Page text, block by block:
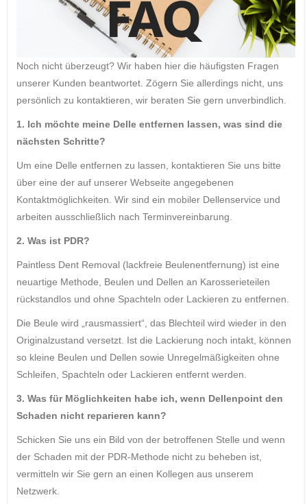
Noch nicht überzeugt? Wir haben hier die häufigsten Fragen
unserer Kunden beantwortet. Zögern Sie allerdings nicht, uns
persönlich zu kontaktieren, wir beraten Sie gern unverbindlich.
1. Ich möchte meine Delle entfernen lassen, was sind die
nächsten Schritte?
Um eine Delle entfernen zu lassen, kontaktieren Sie uns bitte
über eine der auf unserer Webseite angegebenen
Kontaktmöglichkeiten. Wir sind ein mobiler Dellenservice und
arbeiten ausschließlich nach Terminvereinbarung.
2. Was ist PDR?
Paintless Dent Removal (lackfreie Beulenentfernung) ist eine
neuartige Methode, Beulen und Dellen an Karosserieteilen
rückstandlos und ohne Spachteln oder Lackieren zu entfernen.
Die Beule wird „rausmassiert“, das Blechteil wird wieder in den
Originalzustand versetzt. Ist die Lackierung noch intakt, können
so kleine Beulen und Dellen sowie Unregelmäßigkeiten ohne
Schleifen, Spachteln oder Lackieren entfernt werden.
3. Was für Möglichkeiten habe ich, wenn Dellenpoint den
Schaden nicht reparieren kann?
Schicken Sie uns ein Bild von der betroffenen Stelle und wenn
der Schaden mit der PDR-Methode nicht zu beheben ist,
vermitteln wir Sie gern an einen Kollegen aus unserem
Netzwerk.